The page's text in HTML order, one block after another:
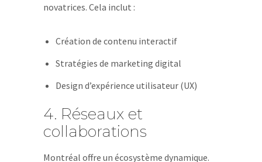
novatrices. Cela inclut :
Création de contenu interactif
Stratégies de marketing digital
Design d’expérience utilisateur (UX)
4. Réseaux et
collaborations
Montréal offre un écosystème dynamique.